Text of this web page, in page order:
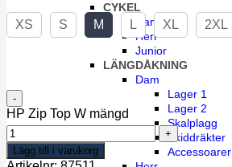
CYKEL
Dam
Herr
Junior
LÄNGDÅKNING
Dam
Lager 1
Lager 2
Skalplagg
Skiddräkter
Accessoarer
XS S M L XL 2XL
HP Zip Top W mängd
Lägg till i varukorg